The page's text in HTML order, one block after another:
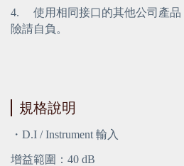
4.     使用相同接口的其他公司產
險請自負。
規格說明
・D.I / Instrument 輸入
增益範圍：40 dB